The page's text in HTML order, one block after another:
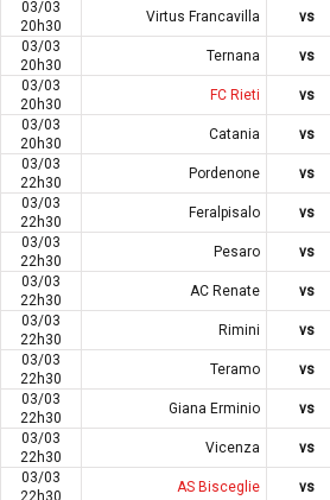
03/03
20h30
Virtus Francavilla vs
03/03
20h30
Ternana vs
03/03
20h30
FC Rieti vs
03/03
20h30
Catania vs
03/03
22h30
Pordenone vs
03/03
22h30
Feralpisalo vs
03/03
22h30
Pesaro vs
03/03
22h30
AC Renate vs
03/03
22h30
Rimini vs
03/03
22h30
Teramo vs
03/03
22h30
Giana Erminio vs
03/03
22h30
Vicenza vs
03/03
22h30
AS Bisceglie vs